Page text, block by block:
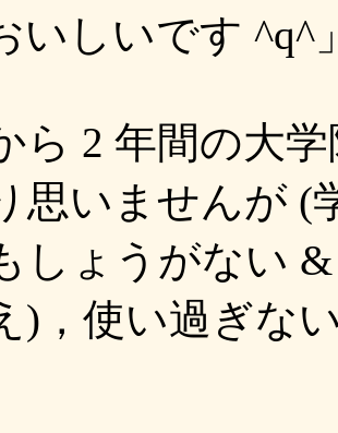
いしいです ^q^
ら 2 年間の大
思いませんが (
しょうがない
)，使い過ぎな